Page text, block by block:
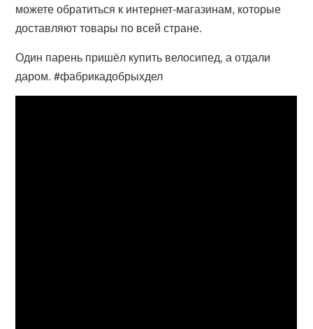
можете обратиться к интернет-магазинам, которые
доставляют товары по всей стране.
Один парень пришёл купить велосипед, а отдали
даром. #фабрикадобрыхдел